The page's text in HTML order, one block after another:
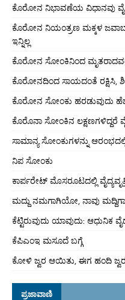
ಕೊರೋನ ನಿಭಾವಣೆಯ ವಿಧಾನವು
ಕೊರೋನ ನಿಯಂತ್ರಣ ಮಕ್ಕಳ
ಇನ್ನಿಲ್ಲ
ಕೊರೋನ ಸೋಂಕಿನಿಂದ ಮೃತರಾದವರ
ಕೊರೋನದಿಂದ ಸಾಯದಂತೆ ರಕ್ಷಿಸಿ,
ಕೊರೋನ ಸೋಂಕು ಹರಡುವುದು
ಕೊರೊನಾ ಸೋಂಕಿನ
ಸಾಮಾನ್ಯ ಸೋಂಕುಗಳನ್ನು
ನಿಪ ಸೋಂಕು
ಕಾರ್ಪರೇಟ್ ಮೊಸರೂಟದಲ್ಲಿ
ಮದ್ದು ನಮಗಾಗಿಯೋ, ನಾವು
ಕೆಟ್ಟಿರುವುದು ಯಾವುದು: ಆಧುನಿಕ
ಕೆಪಿಎಂಇ ಮಸೂದೆ ಬಗ್ಗೆ
ಕೋಳಿ ಜ್ವರ ಆಯಿತು, ಈಗ ಹಂದಿ
ಪ್ರಜಾವಾಣಿ